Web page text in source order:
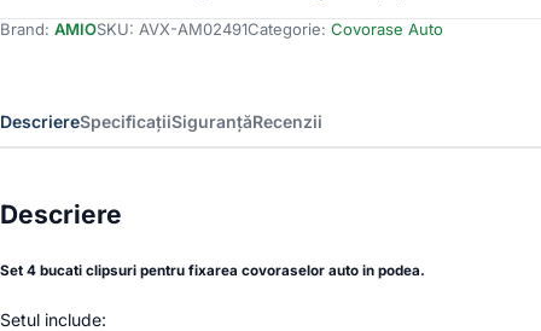
Brand: AMIOSKU: AVX-AM02491Categorie: Covorase Auto
DescriereSpecificațiiSiguranțăRecenzii
Descriere
Set 4 bucati clipsuri pentru fixarea covoraselor auto in podea.
Setul include: